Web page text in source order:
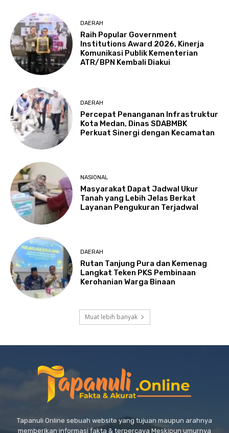
DAERAH
Raih Popular Government
Institutions Award 2026, Kinerja
Komunikasi Publik Kementerian
ATR/BPN Kembali Diakui
DAERAH
Percepat Penanganan Infrastruktur
Kota Medan, Dinas SDABMBK
Perkuat Sinergi dengan Kecamatan
NASIONAL
Masyarakat Dapat Jadwal Ukur
Tanah yang Lebih Jelas Berkat
Layanan Pengukuran Terjadwal
DAERAH
Rutan Tanjung Pura dan Kemenag
Langkat Teken PKS Pembinaan
Kerohanian Warga Binaan
Muat lebih banyak
Tapanuli Online sebuah website yang tujuan maupun arahnya
memberikan informasi fakta & terpercaya Meskipun umurnya